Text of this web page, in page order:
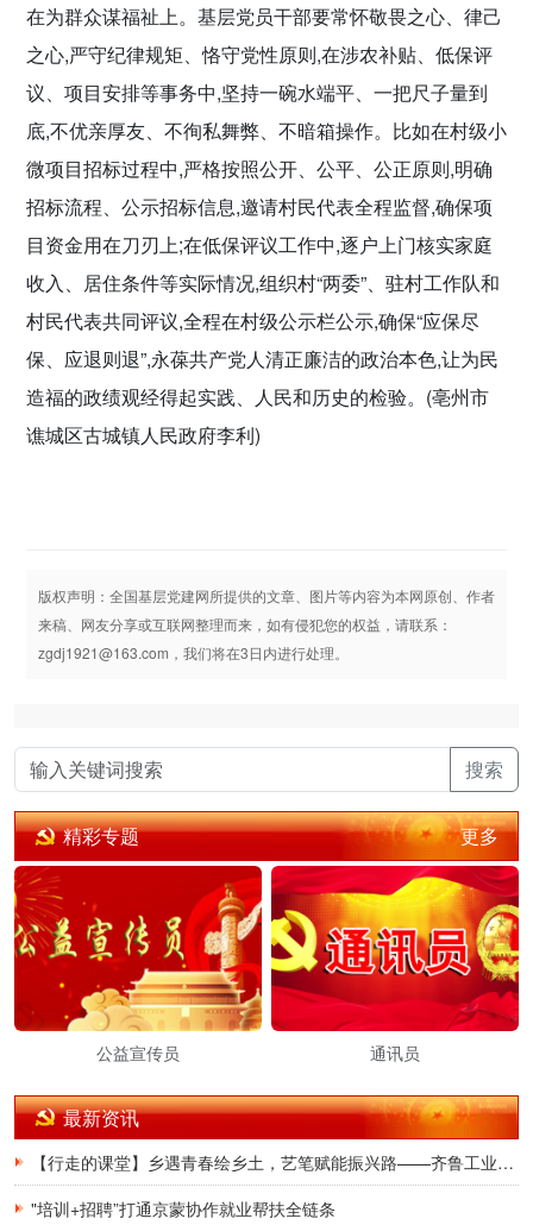
在为群众谋福祉上。基层党员干部要常怀敬畏之心、律己
之心,严守纪律规矩、恪守党性原则,在涉农补贴、低保评
议、项目安排等事务中,坚持一碗水端平、一把尺子量到
底,不优亲厚友、不徇私舞弊、不暗箱操作。比如在村级小
微项目招标过程中,严格按照公开、公平、公正原则,明确
招标流程、公示招标信息,邀请村民代表全程监督,确保项
目资金用在刀刃上;在低保评议工作中,逐户上门核实家庭
收入、居住条件等实际情况,组织村“两委”、驻村工作队和
村民代表共同评议,全程在村级公示栏公示,确保“应保尽
保、应退则退”,永葆共产党人清正廉洁的政治本色,让为民
造福的政绩观经得起实践、人民和历史的检验。(亳州市
谯城区古城镇人民政府李利)
版权声明：全国基层党建网所提供的文章、图片等内容为本网原创、作者
来稿、网友分享或互联网整理而来，如有侵犯您的权益，请联系：
zgdj1921@163.com，我们将在3日内进行处理。
搜索
精彩专题 更多
公益宣传员 通讯员
最新资讯
【行走的课堂】乡遇青春绘乡土，艺笔赋能振兴路——齐鲁工业大学艺术设计学院"七彩烛光”服务队开展暑期文旅志愿服务(1)
"培训+招聘”打通京蒙协作就业帮扶全链条